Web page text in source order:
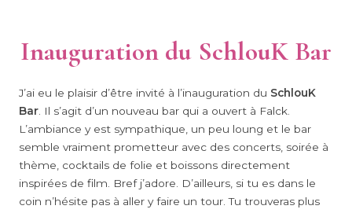
Inauguration du SchlouK Bar
J’ai eu le plaisir d’être invité à l’inauguration du SchlouK
Bar . Il s’agit d’un nouveau bar qui a ouvert à Falck.
L’ambiance y est sympathique, un peu loung et le bar
semble vraiment prometteur avec des concerts, soirée à
thème, cocktails de folie et boissons directement
inspirées de film. Bref j’adore. D’ailleurs, si tu es dans le
coin n’hésite pas à aller y faire un tour. Tu trouveras plus